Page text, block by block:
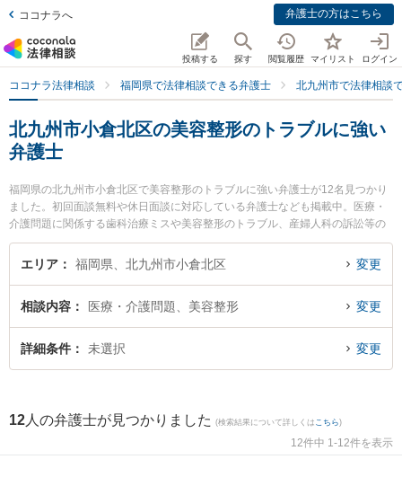
ココナラへ 弁護士の方はこちら
投稿する 探す 閲覧履歴 マイリスト ログイン
ココナラ法律相談 福岡県で法律相談できる弁護士 北九州市で法律相談
北九州市小倉北区の美容整形のトラブルに強い
弁護士
福岡県の北九州市小倉北区で美容整形のトラブルに強い弁護士が12名見つかり
ました。初回面談無料や休日面談に対応している弁護士なども掲載中。医療・
介護問題に関係する歯科治療ミスや美容整形のトラブル、産婦人科の訴訟等の
細かな分野での絞り込み検索もでき便利です。特に北九州第一法律事務所の池
上 遊弁護士や弁護士法人大手町法律事務所 北九州ヘッドオフィスの眞子 幸人
土日や夜間に発生した美容整形のトラブルのトラブルを今すぐに弁護士に相談
したい』『美容整形のトラブルのトラブル解決の実績豊富な近くの弁護士を検
索したい』『初回相談無料で美容整形のトラブルを法律相談できる北九州市小
エリア 福岡県、北九州市小倉北区 変更
相談内容 医療・介護問題、美容整形 変更
詳細条件 未選択 変更
12 人の弁護士が見つかりました (検索結果について詳しくは こちら)
12件中 1-12件を表示